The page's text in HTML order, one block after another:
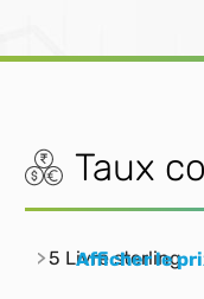
Taux
5 Livre sterling
Afficher le